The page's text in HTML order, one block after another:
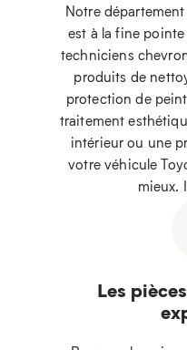
Notre
est à la fine
techniciens
produits de
protection de
traitement
intérieur ou une
votre véhicule
mieux.
Les